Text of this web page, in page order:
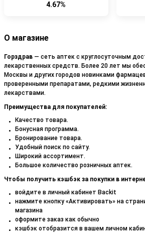
4.67%
О магазине
Горздрав — сеть аптек с круглосуточным
лекарственных средств. Более 20 лет мы
Москвы и других городов новинками
проверенными препаратами, редкими
лекарствами.
Преимущества для покупателей:
Качество товара.
Бонусная программа.
Бронирование товара.
Удобный поиск по сайту.
Широкий ассортимент.
Большое количество розничных аптек.
Чтобы получить кэшбэк за покупки в
войдите в личный кабинет Backit
нажмите кнопку «Активировать» на
магазина
оформите заказ как обычно
кэшбэк отобразится в вашем личном